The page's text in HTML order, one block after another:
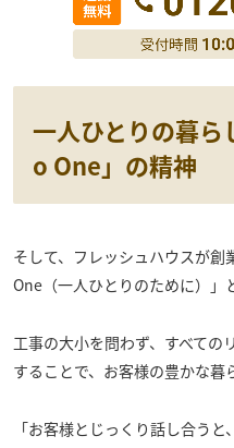
一人ひとりの暮
o One」の精神
そして、フレッシュハウスが
One（一人ひとりのために）」
工事の大小を問わず、すべての
することで、お客様の豊かな暮
「お客様とじっくり話し合う